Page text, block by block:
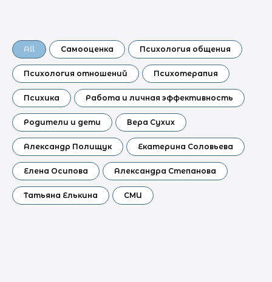
All Самооценка Психология общения
Психология отношений Психотерапия
Психика Работа и личная эффективность
Родители и дети Вера Сухих
Александр Полищук Екатерина Соловьева
Елена Осипова Александра Степанова
Татьяна Елькина СМИ